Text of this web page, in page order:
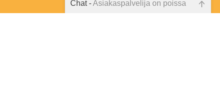
Chat -Asiakaspalvelija on poissa